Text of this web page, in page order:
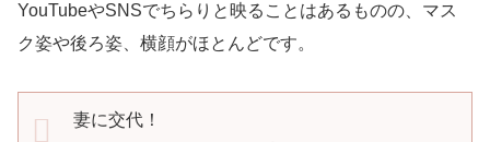
YouTubeやSNSでちらりと映ることはあるものの、マス
ク姿や後ろ姿、横顔がほとんどです。
妻に交代！